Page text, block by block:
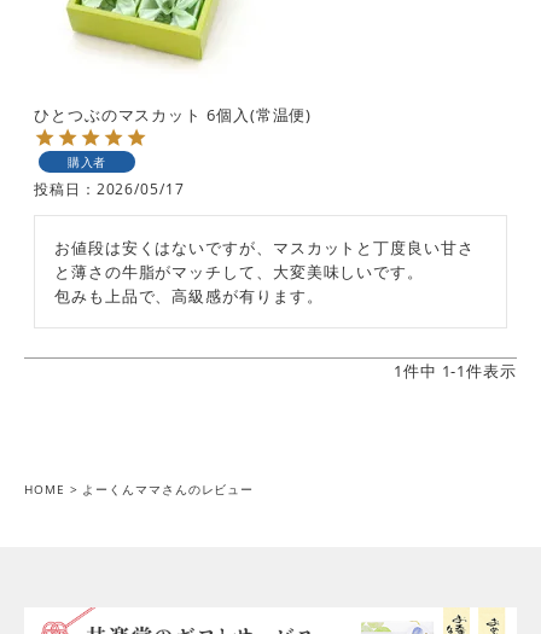
ひとつぶのマスカット 6個入(常温便)
購入者
投稿日 2026/05/17
お値段は安くはないですが、マスカットと丁度良い甘さ
と薄さの牛脂がマッチして、大変美味しいです。
包みも上品で、高級感が有ります。
1件中 1-1件表示
HOME よーくんママさんのレビュー